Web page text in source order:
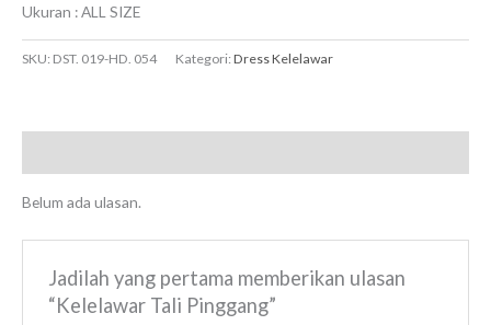
Ukuran : ALL SIZE
SKU: DST. 019-HD. 054 Kategori:Dress Kelelawar
Belum ada ulasan.
Jadilah yang pertama memberikan ulasan
“Kelelawar Tali Pinggang”